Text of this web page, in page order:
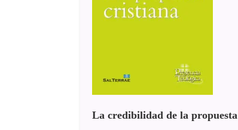
La credibilidad de la propuesta